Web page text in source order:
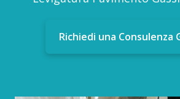
Richiedi una Consulenza